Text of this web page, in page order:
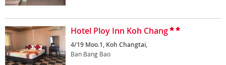
Hotel Ploy Inn Koh Chang
4/19 Moo.1, Koh Changtai,
Ban Bang Bao